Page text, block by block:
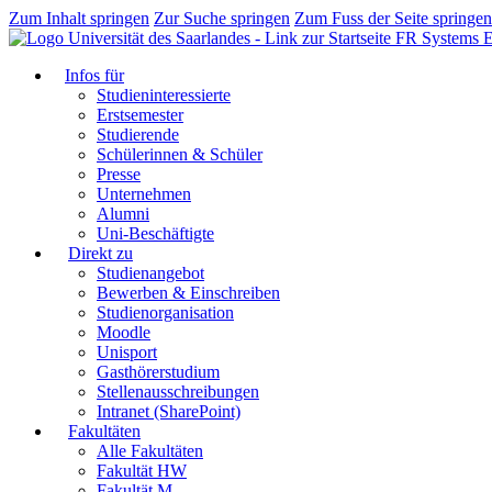
Zum Inhalt springen Zur Suche springen Zum Fuss der Seite springen
FR Systems
Infos für
Studieninteressierte
Erstsemester
Studierende
Schülerinnen & Schüler
Presse
Unternehmen
Alumni
Uni-Beschäftigte
Direkt zu
Studienangebot
Bewerben & Einschreiben
Studienorganisation
Moodle
Unisport
Gasthörerstudium
Stellenausschreibungen
Intranet (SharePoint)
Fakultäten
Alle Fakultäten
Fakultät HW